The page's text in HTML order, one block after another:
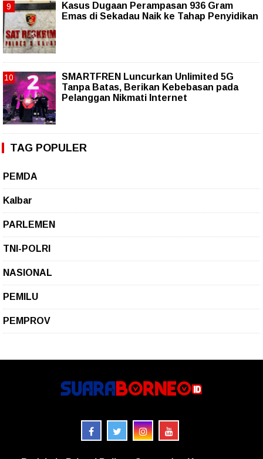
Kasus Dugaan Perampasan 936 Gram
Emas di Sekadau Naik ke Tahap Penyidikan
SMARTFREN Luncurkan Unlimited 5G
Tanpa Batas, Berikan Kebebasan pada
Pelanggan Nikmati Internet
TAG POPULER
PEMDA
Kalbar
PARLEMEN
TNI-POLRI
NASIONAL
PEMILU
PEMPROV